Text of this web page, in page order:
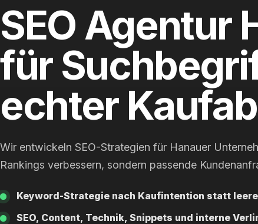
SEO Agentur
für
echter
Wir entwickeln SEO-Strategien für Hanauer
Rankings verbessern, sondern passende
Keyword-Strategie nach Kaufintention statt
SEO, Content, Technik, Snippets und interne